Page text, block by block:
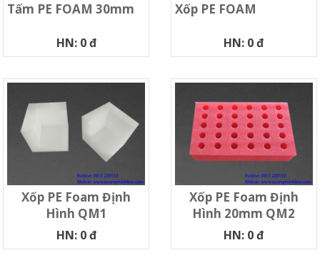
Tấm PE FOAM 30mm
HN: 0 đ
Xốp PE FOAM
HN: 0 đ
Xốp PE Foam Định
Hình QM1
HN: 0 đ
Xốp PE Foam Định
Hình 20mm QM2
HN: 0 đ